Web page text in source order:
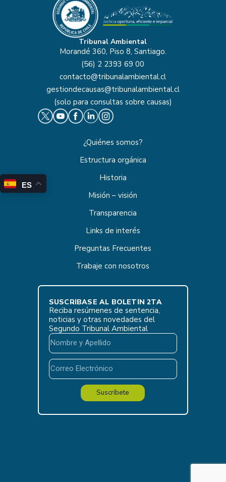
Tribunal Ambiental
Morandé 360, Piso 8, Santiago.
(56) 2 2393 69 00
contacto@tribunalambiental.cl
gestiondecausas@tribunalambiental.cl
(solo para consultas sobre causas)
¿Quiénes somos?
Estructura orgánica
Historia
Misión – visión
Transparencia
Links de interés
Preguntas Frecuentes
Trabaje con nosotros
SUSCRÍBASE AL BOLETÍN 2TA
Reciba resúmenes de sentencia,
noticias y otras novedades del
Segundo Tribunal Ambiental
Suscríbete
ES